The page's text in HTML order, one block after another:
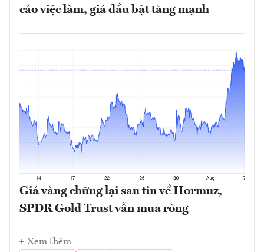
cáo việc làm, giá dầu bật tăng mạnh
Giá vàng chững lại sau tin về Hormuz,
SPDR Gold Trust vẫn mua ròng
Xem thêm